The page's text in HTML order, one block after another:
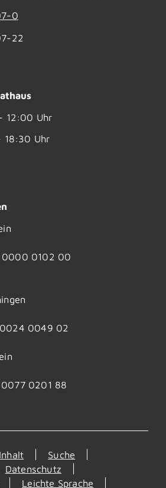
0
22
12:00 Uhr
18:30 Uhr
0000 0102 00
0049 02
0201 88
Inhalt
Suche
Datenschutz
Leichte Sprache